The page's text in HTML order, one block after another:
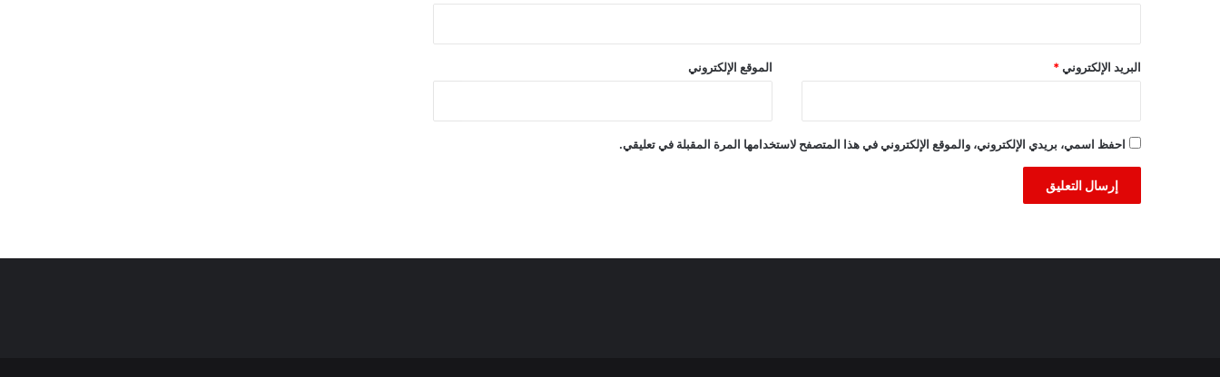
البريد الإلكتروني * الموقع الإلكتروني
احفظ اسمي، بريدي الإلكتروني، والموقع الإلكتروني في هذا المتصفح لاستخدامها المرة المقبلة في تعليقي.